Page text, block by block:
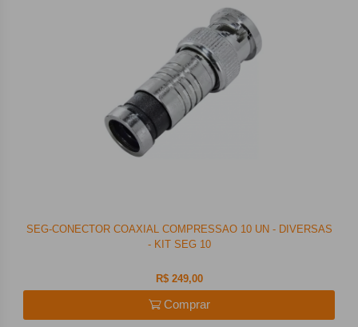
SEG-CONECTOR COAXIAL COMPRESSAO 10 UN - DIVERSAS
- KIT SEG 10
R$ 249,00
Comprar